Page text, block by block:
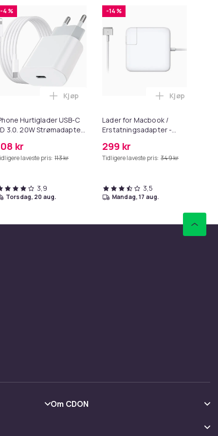
i handlekurven
hjørnebeskyttelse og kantbeskyttelse for barn i
-4 %
Hurtiglader USB-C
3.0. 20W Strømadapter
kr
laveste pris: 113 kr
Legg iPhone Hurtiglader USB-C PD 3.0.
Kjøp
3,9
torsdag, 20 aug.
-14 %
Lader for Macbook /
Erstatningsadapter -
299 kr
Tidligere laveste pris: 349 kr
Legg Lader
Kjøp
3,5
mandag, 17 aug.
Om CDON